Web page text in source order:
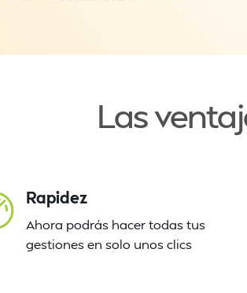
Las
Rapidez
Ahora podrás hacer todas tus
gestiones en solo unos clics